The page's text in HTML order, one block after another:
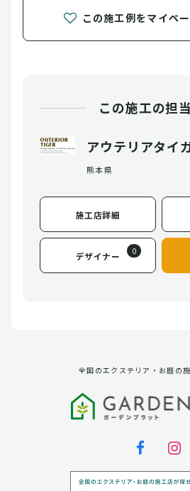
この施工例をマイペ
この施工の担
アウテリアタイ
熊本県
施工店詳細
デザイナー 0
全国のエクステリア・お庭の